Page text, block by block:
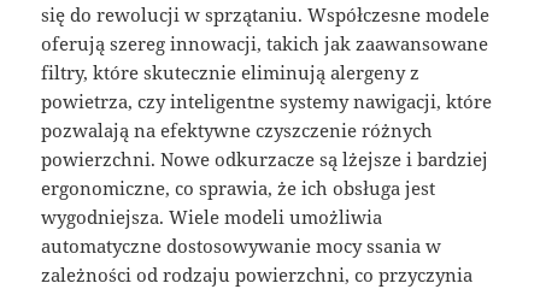
się do rewolucji w sprzątaniu. Współczesne modele
oferują szereg innowacji, takich jak zaawansowane
filtry, które skutecznie eliminują alergeny z
powietrza, czy inteligentne systemy nawigacji, które
pozwalają na efektywne czyszczenie różnych
powierzchni. Nowe odkurzacze są lżejsze i bardziej
ergonomiczne, co sprawia, że ich obsługa jest
wygodniejsza. Wiele modeli umożliwia
automatyczne dostosowywanie mocy ssania w
zależności od rodzaju powierzchni, co przyczynia